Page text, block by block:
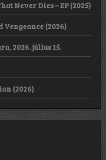
Never Dies – EP (2025)
(2026)
2026. július 15.
(2026)